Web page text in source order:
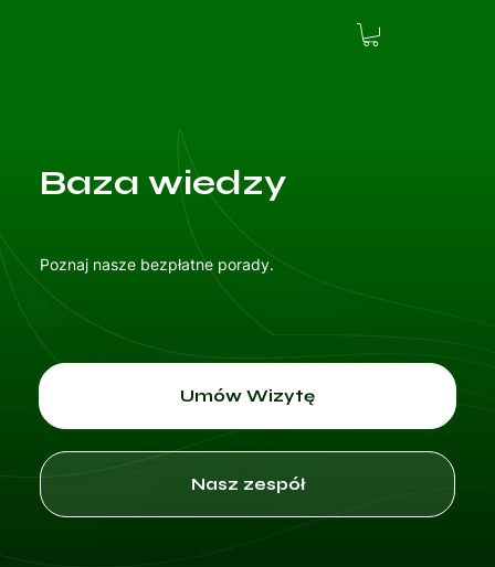
Baza wiedzy
Poznaj nasze bezpłatne porady.
Umów Wizytę
Nasz zespół